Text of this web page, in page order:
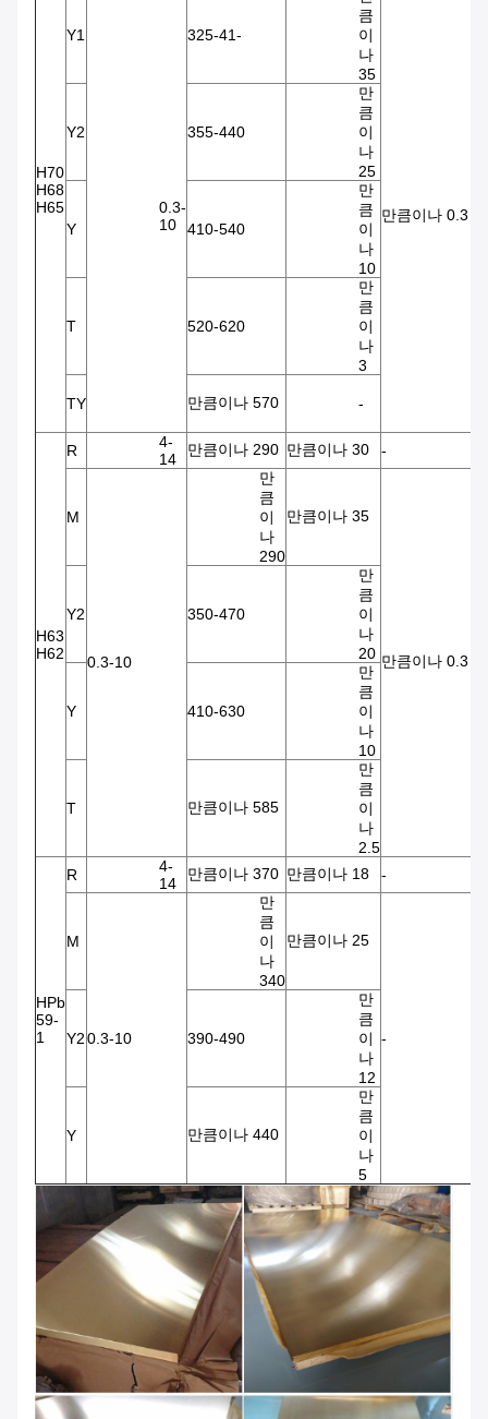
H70
H68
H65
0.3-
10
만큼이나 0.3
Y1 325-41-
큼
이
나
35
Y2 355-440
만
큼
이
나
25
Y 410-540
만
큼
이
나
10
T 520-620
만
큼
이
나
3
TY 만큼이나 570 -
H63
H62
R
4-
14
만큼이나 290 만큼이나 30 -
M
0.3-10
만
큼
이
나
290
만큼이나 35
만큼이나 0.3
Y2 350-470
만
큼
이
나
20
Y 410-630
만
큼
이
나
10
T 만큼이나 585
만
큼
이
나
2.5
HPb
59-
1
R
4-
14
만큼이나 370 만큼이나 18 -
M
0.3-10
만
큼
이
나
340
만큼이나 25
-
Y2 390-490
만
큼
이
나
12
Y 만큼이나 440
만
큼
이
나
5